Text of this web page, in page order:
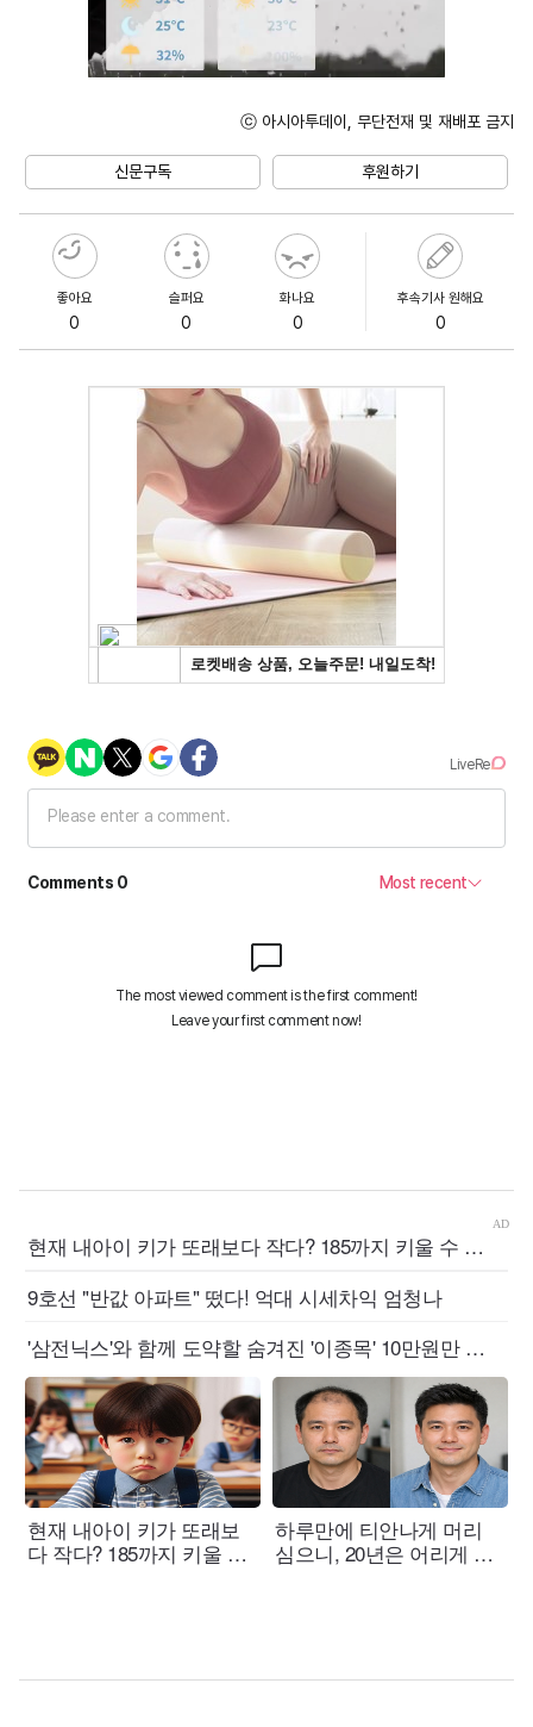
ⓒ 아시아투데이, 무단전재 및 재배포 금지
신문구독 후원하기
좋아요
0
슬퍼요
0
화나요
0
후속기사 원해요
0